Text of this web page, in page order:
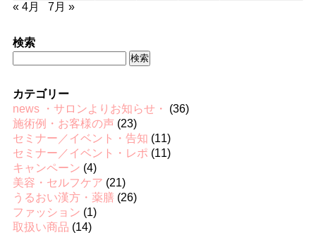
« 4月
7月 »
検索
カテゴリー
news ・サロンよりお知らせ・
(36)
施術例・お客様の声(23)
セミナー／イベント・告知 (11)
セミナー／イベント・レポ (11)
キャンペーン (4)
美容・セルフケア (21)
うるおい漢方・薬膳(26)
ファッション (1)
取扱い商品 (14)